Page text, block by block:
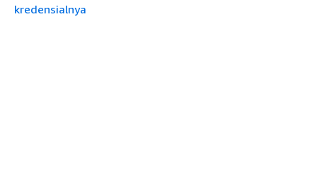
kredensialnya